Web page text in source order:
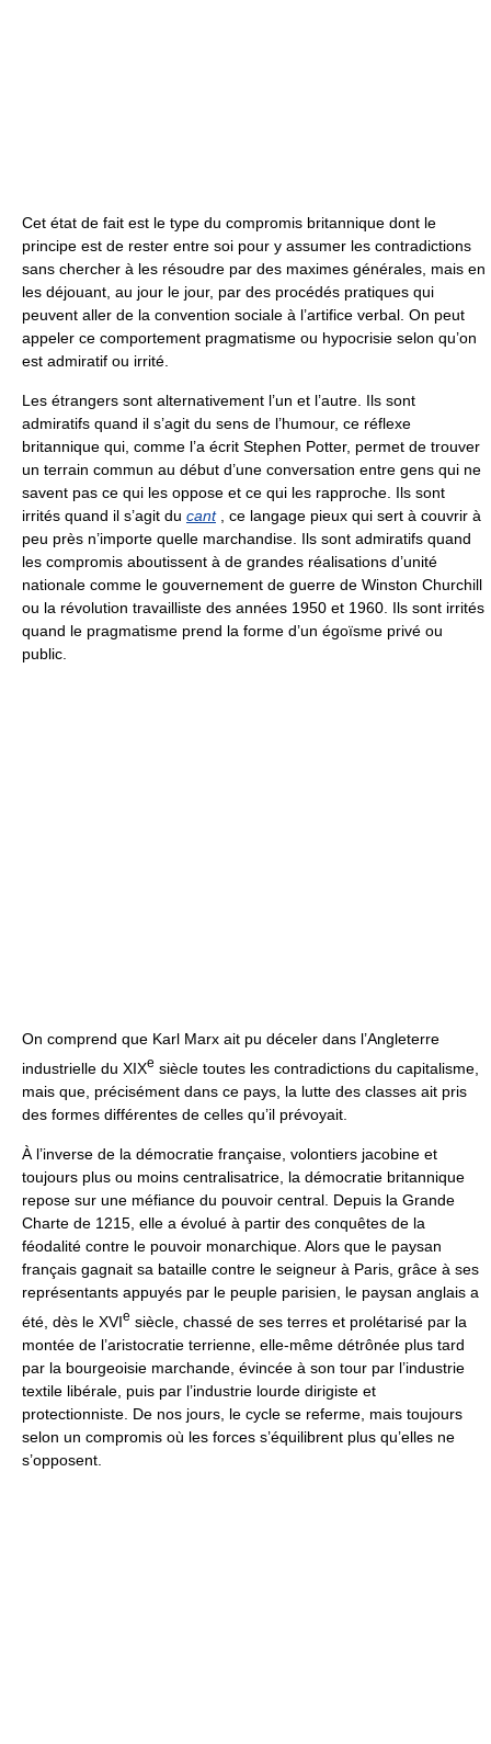
Cet état de fait est le type du compromis britannique dont le
principe est de rester entre soi pour y assumer les contradictions
sans chercher à les résoudre par des maximes générales, mais en
les déjouant, au jour le jour, par des procédés pratiques qui
peuvent aller de la convention sociale à l’artifice verbal. On peut
appeler ce comportement pragmatisme ou hypocrisie selon qu’on
est admiratif ou irrité.
Les étrangers sont alternativement l’un et l’autre. Ils sont
admiratifs quand il s’agit du sens de l’humour, ce réflexe
britannique qui, comme l’a écrit Stephen Potter, permet de trouver
un terrain commun au début d’une conversation entre gens qui ne
savent pas ce qui les oppose et ce qui les rapproche. Ils sont
irrités quand il s’agit du cant, ce langage pieux qui sert à couvrir à
peu près n’importe quelle marchandise. Ils sont admiratifs quand
les compromis aboutissent à de grandes réalisations d’unité
nationale comme le gouvernement de guerre de Winston Churchill
ou la révolution travailliste des années 1950 et 1960. Ils sont irrités
quand le pragmatisme prend la forme d’un égoïsme privé ou
public.
On comprend que Karl Marx ait pu déceler dans l’Angleterre
industrielle du XIXe siècle toutes les contradictions du capitalisme,
mais que, précisément dans ce pays, la lutte des classes ait pris
des formes différentes de celles qu’il prévoyait.
À l’inverse de la démocratie française, volontiers jacobine et
toujours plus ou moins centralisatrice, la démocratie britannique
repose sur une méfiance du pouvoir central. Depuis la Grande
Charte de 1215, elle a évolué à partir des conquêtes de la
féodalité contre le pouvoir monarchique. Alors que le paysan
français gagnait sa bataille contre le seigneur à Paris, grâce à ses
représentants appuyés par le peuple parisien, le paysan anglais a
été, dès le XVIe siècle, chassé de ses terres et prolétarisé par la
montée de l’aristocratie terrienne, elle-même détrônée plus tard
par la bourgeoisie marchande, évincée à son tour par l’industrie
textile libérale, puis par l’industrie lourde dirigiste et
protectionniste. De nos jours, le cycle se referme, mais toujours
selon un compromis où les forces s’équilibrent plus qu’elles ne
s’opposent.